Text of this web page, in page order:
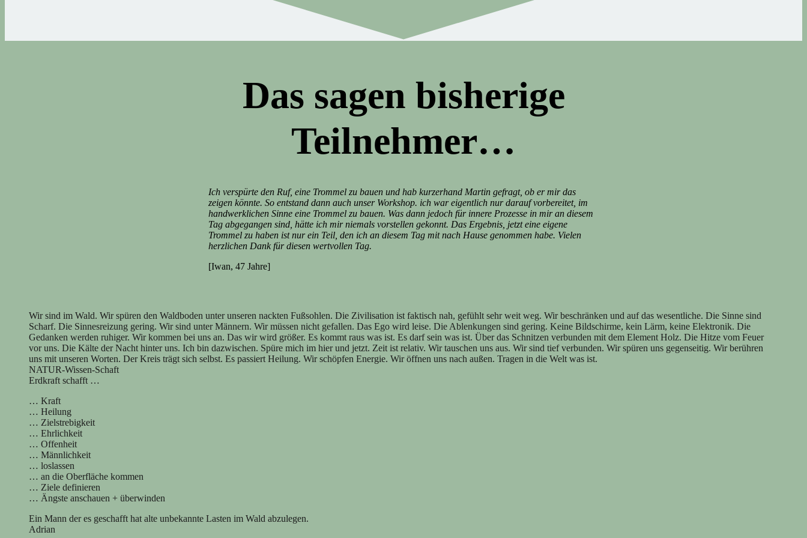
Das sagen bisherige
Teilnehmer…
Ich verspürte den Ruf, eine Trommel zu bauen und hab kurzerhand Martin gefragt, ob er mir das
zeigen könnte. So entstand dann auch unser Workshop. ich war eigentlich nur darauf vorbereitet, im
handwerklichen Sinne eine Trommel zu bauen. Was dann jedoch für innere Prozesse in mir an diesem
Tag abgegangen sind, hätte ich mir niemals vorstellen gekonnt. Das Ergebnis, jetzt eine eigene
Trommel zu haben ist nur ein Teil, den ich an diesem Tag mit nach Hause genommen habe. Vielen
herzlichen Dank für diesen wertvollen Tag.
[Iwan, 47 Jahre]
Wir sind im Wald. Wir spüren den Waldboden unter unseren nackten Fußsohlen. Die Zivilisation ist faktisch nah, gefühlt sehr weit weg. Wir beschränken und auf das wesentliche. Die Sinne sind
Scharf. Die Sinnesreizung gering. Wir sind unter Männern. Wir müssen nicht gefallen. Das Ego wird leise. Die Ablenkungen sind gering. Keine Bildschirme, kein Lärm, keine Elektronik. Die
Gedanken werden ruhiger. Wir kommen bei uns an. Das wir wird größer. Es kommt raus was ist. Es darf sein was ist. Über das Schnitzen verbunden mit dem Element Holz. Die Hitze vom Feuer
vor uns. Die Kälte der Nacht hinter uns. Ich bin dazwischen. Spüre mich im hier und jetzt. Zeit ist relativ. Wir tauschen uns aus. Wir sind tief verbunden. Wir spüren uns gegenseitig. Wir berühren
uns mit unseren Worten. Der Kreis trägt sich selbst. Es passiert Heilung. Wir schöpfen Energie. Wir öffnen uns nach außen. Tragen in die Welt was ist.
NATUR-Wissen-Schaft
Erdkraft schafft …
… Kraft
… Heilung
… Zielstrebigkeit
… Ehrlichkeit
… Offenheit
… Männlichkeit
… loslassen
… an die Oberfläche kommen
… Ziele definieren
… Ängste anschauen + überwinden
Ein Mann der es geschafft hat alte unbekannte Lasten im Wald abzulegen.
Adrian